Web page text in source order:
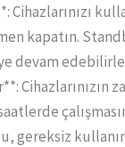
kapatın.
devam
Cihazlarınızın
gereksiz